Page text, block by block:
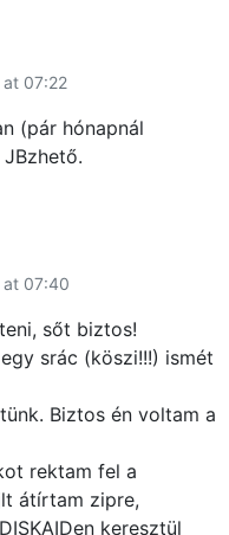
07:22
(pár hónapnál
07:40
sőt biztos!
srác (köszi!!!) ismét
Biztos én voltam a
rektam fel a
átírtam zipre,
keresztül